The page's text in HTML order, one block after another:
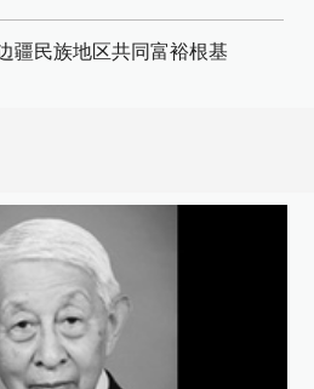
疆民族地区共同富裕根基